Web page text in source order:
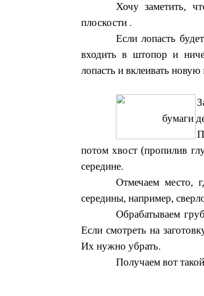
Хочу заметить,
плоскости .
Если лопасть
входить в штопор и
лопасть и вклеивать
бумаги
потом хвост (пропилив
середине.
Отмечаем место,
середины, например,
Обрабатываем
Если смотреть на
Их нужно убрать.
Получаем вот